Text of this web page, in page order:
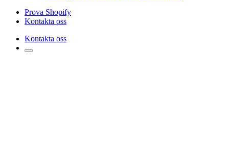
Prova Shopify
Kontakta oss
Kontakta oss